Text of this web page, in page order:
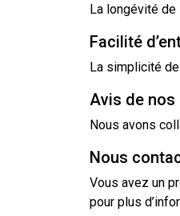
La longévité de
Facilité
La simplicité
Avis de nos
Nous avons
Nous
Vous avez un
pour plus